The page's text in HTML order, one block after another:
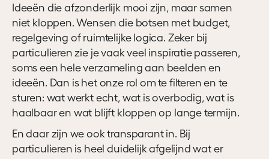
Ideeën die afzonderlijk mooi zijn, maar samen
niet kloppen. Wensen die botsen met budget,
regelgeving of ruimtelijke logica. Zeker bij
particulieren zie je vaak veel inspiratie passeren,
soms een hele verzameling aan beelden en
ideeën. Dan is het onze rol om te filteren en te
sturen: wat werkt echt, wat is overbodig, wat is
haalbaar en wat blijft kloppen op lange termijn.
En daar zijn we ook transparant in. Bij
particulieren is heel duidelijk afgelijnd wat er